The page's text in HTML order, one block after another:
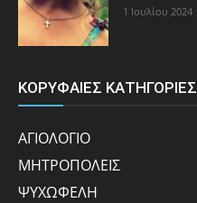
1 Ιουλίου 2024
ΚΟΡΥΦΑΙΕΣ ΚΑΤΗΓΟΡΙΕΣ
ΑΓΙΟΛΟΓΙΟ
ΜΗΤΡΟΠΟΛΕΙΣ
ΨΥΧΩΦΕΛΗ